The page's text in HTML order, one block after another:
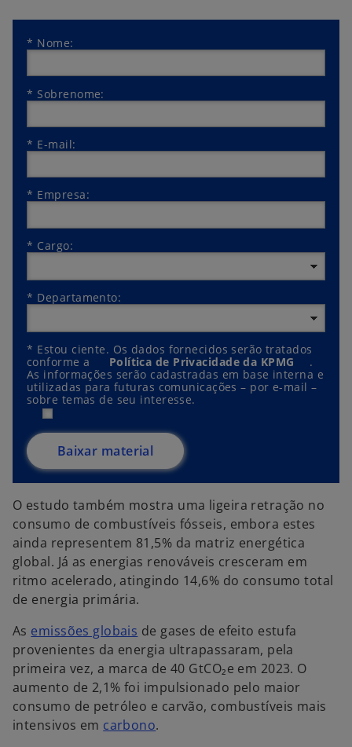
* Nome:
* Sobrenome:
* E-mail:
* Empresa:
* Cargo:
* Departamento:
* Estou ciente. Os dados fornecidos serão tratados
conforme a
Política de Privacidade da KPMG
.
As informações serão cadastradas em base interna e
utilizadas para futuras comunicações – por e-mail –
sobre temas de seu interesse.
Baixar material
O estudo também mostra uma ligeira retração no
consumo de combustíveis fósseis, embora estes
ainda representem 81,5% da matriz energética
global. Já as energias renováveis cresceram em
ritmo acelerado, atingindo 14,6% do consumo total
de energia primária.
As emissões globais de gases de efeito estufa
provenientes da energia ultrapassaram, pela
primeira vez, a marca de 40 GtCO₂e em 2023. O
aumento de 2,1% foi impulsionado pelo maior
consumo de petróleo e carvão, combustíveis mais
intensivos em carbono.